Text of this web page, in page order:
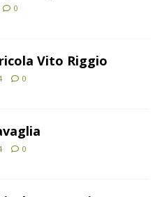
0
Vito Riggio
0
0